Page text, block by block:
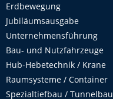
Erdbewegung
Jubiläumsausgabe
Unternehmensführung
Bau- und Nutzfahrzeuge
Hub-Hebetechnik / Krane
Raumsysteme / Container
Spezialtiefbau / Tunnelbau